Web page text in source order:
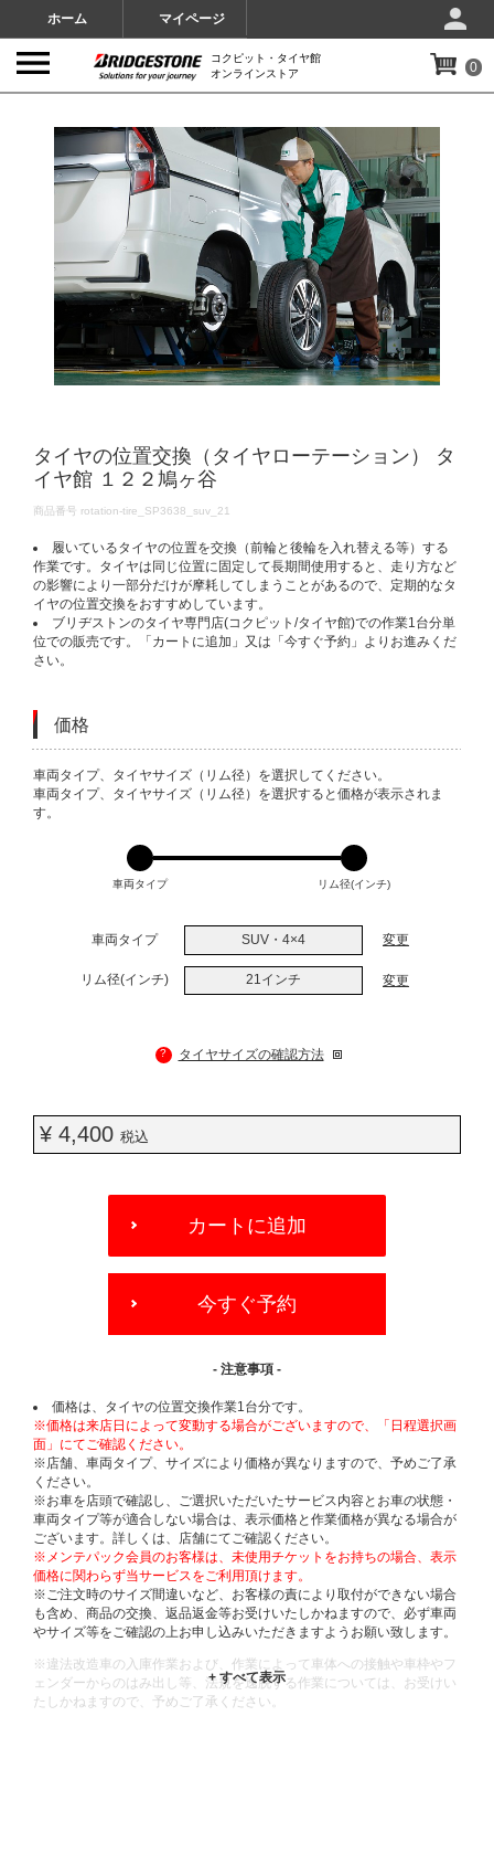
ホーム マイページ
コクピット・タイヤ館
オンラインストア
0
タイヤの位置交換（タイヤローテーション） タ
イヤ館 １２２鳩ヶ谷
DETAILS
商品番号 rotation-tire_SP3638_suv_21
履いているタイヤの位置を交換（前輪と後輪を入れ替える等）する
作業です。タイヤは同じ位置に固定して長期間使用すると、走り方など
の影響により一部分だけが摩耗してしまうことがあるので、定期的なタ
イヤの位置交換をおすすめしています。
ブリヂストンのタイヤ専門店(コクピット/タイヤ館)での作業1台分単
位での販売です。「カートに追加」又は「今すぐ予約」よりお進みくだ
さい。
価格
VARIATIONS
車両タイプ、タイヤサイズ（リム径）を選択してください。
車両タイプ、タイヤサイズ（リム径）を選択すると価格が表示されま
す。
車両タイプ リム径(インチ)
車両タイプ SUV・4×4 変更
リム径(インチ) 21インチ 変更
? タイヤサイズの確認方法
¥ 4,400 税込
OPTIONS
カートに追加
今すぐ予約
- 注意事項 -
価格は、タイヤの位置交換作業1台分です。
※価格は来店日によって変動する場合がございますので、「日程選択画
面」にてご確認ください。
※店舗、車両タイプ、サイズにより価格が異なりますので、予めご了承
ください。
※お車を店頭で確認し、ご選択いただいたサービス内容とお車の状態・
車両タイプ等が適合しない場合は、表示価格と作業価格が異なる場合が
ございます。詳しくは、店舗にてご確認ください。
※メンテパック会員のお客様は、未使用チケットをお持ちの場合、表示
価格に関わらず当サービスをご利用頂けます。
※ご注文時のサイズ間違いなど、お客様の責により取付ができない場合
も含め、商品の交換、返品返金等お受けいたしかねますので、必ず車両
やサイズ等をご確認の上お申し込みいただきますようお願い致します。
※違法改造車の入庫作業および、作業によって車体への接触や車枠やフ
ェンダーからのはみ出し等、法規を逸脱する作業については、お受けい
たしかねますので、予めご了承ください。